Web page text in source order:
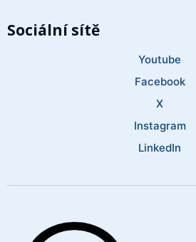
Sociální sítě
Youtube
Facebook
X
Instagram
LinkedIn